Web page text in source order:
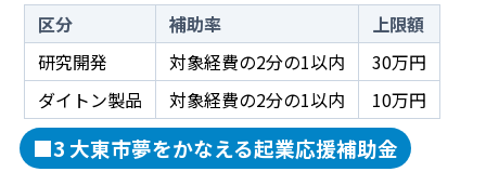
区分 補助率
上限額
研究開発
対象経費の2分の1以内
30万円
ダイトン製品
対象経費の2分の1以内 10万円
■3 大東市夢をかなえる起業応援補助金